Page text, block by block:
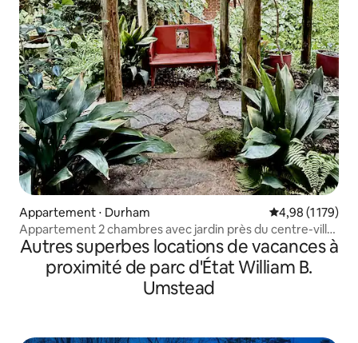
Appartement ⋅ Durham Évaluation
4,98 (1 179)
Appartement 2 chambres avec jardin près du centre-ville
de Durham
Autres superbes locations de vacances à
proximité de parc d'État William B.
Umstead